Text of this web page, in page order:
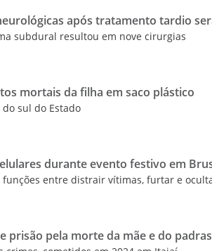
após tratamento tardio
subdural resultou em nove cirurgias
mortais da filha em saco plástico
sul do Estado
durante evento festivo em
entre distrair vítimas, furtar e
prisão pela morte da mãe e do